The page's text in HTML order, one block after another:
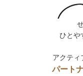
ひとや
アクティ
パート